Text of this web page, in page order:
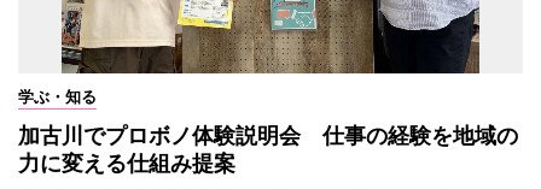
学ぶ・知る
加古川でプロボノ体験説明会 仕事の経験を地域の
力に変える仕組み提案